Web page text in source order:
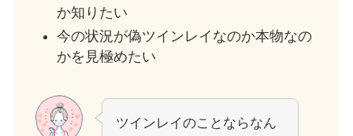
か知りたい
今の状況が偽ツインレイなのか本物なの
かを見極めたい
ツインレイのことならなん